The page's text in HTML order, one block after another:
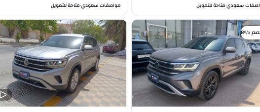
سعودي•متاحة للتمويل مواصفات سعودي•متاحة للتمويل
%8